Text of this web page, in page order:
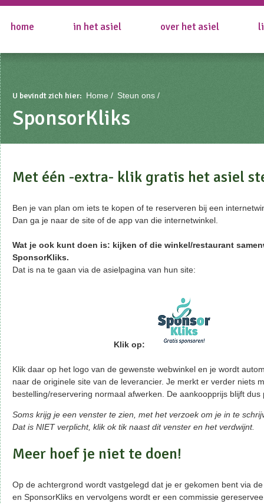
home in het asiel over het asiel
U bevindt zich hier: Home Steun ons
SponsorKliks
Met één -extra- klik gratis het asiel
Ben je van plan om iets te kopen of te reserveren bij een
Dan ga je naar de site of de app van die internetwinkel.
Wat je ook kunt doen is: kijken of die winkel/restaurant
SponsorKliks.
Dat is na te gaan via de asielpagina van hun site:
Klik op:
Klik daar op het logo van de gewenste webwinkel en je wordt
naar de originele site van de leverancier. Je merkt er verder niets
bestelling/reservering normaal afwerken. De aankoopprijs blijft dus
Soms krijg je een venster te zien, met het verzoek om je in te
Dat is NIET verplicht, klik ok tik naast dit venster en het verdwijnt.
Meer hoef je niet te doen!
Op de achtergrond wordt vastgelegd dat je er gekomen bent via
en SponsorKliks en vervolgens wordt er een commissie